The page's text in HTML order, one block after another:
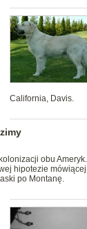
California, Davis.
obu
hipotezie
po Montanę.